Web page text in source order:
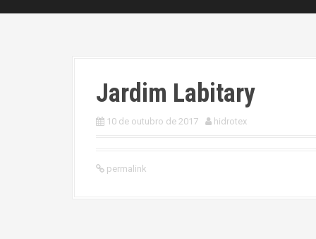
Jardim Labitary
10 de outubro de 2017 hidrotex
permalink